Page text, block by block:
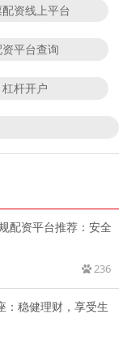
配资线上平台
平台查询
杠杆开户
配资平台推荐：安全
236
：稳健理财，享受生